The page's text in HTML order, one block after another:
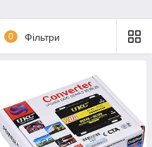
0 Фільтри